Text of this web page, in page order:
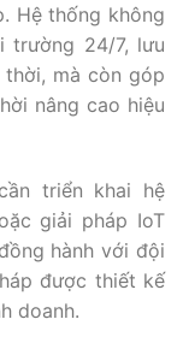
Hệ thống không
trường 24/7, lưu
mà còn góp
nâng cao hiệu
triển khai hệ
giải pháp IoT
hành với đội
được thiết kế
doanh.